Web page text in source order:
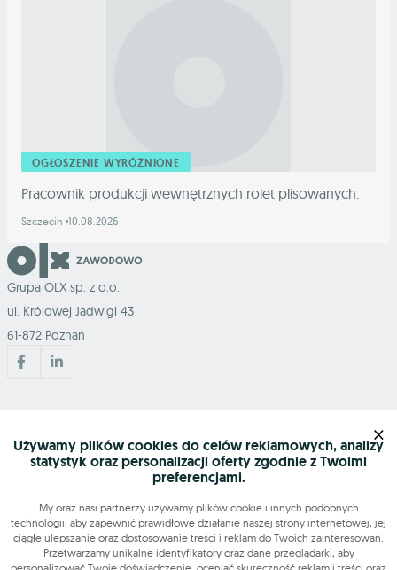
OGŁOSZENIE WYRÓŻNIONE
Pracownik produkcji wewnętrznych rolet plisowanych.
Szczecin 10.08.2026
Grupa OLX sp. z o.o.
ul. Królowej Jadwigi 43
61-872 Poznań
Znajdź nas
Używamy plików cookies do celów reklamowych, analizy
statystyk oraz personalizacji oferty zgodnie z Twoimi
preferencjami.
My oraz nasi partnerzy używamy plików cookie i innych podobnych
technologii, aby zapewnić prawidłowe działanie naszej strony internetowej, jej
ciągłe ulepszanie oraz dostosowanie treści i reklam do Twoich zainteresowań.
Przetwarzamy unikalne identyfikatory oraz dane przeglądarki, aby
×